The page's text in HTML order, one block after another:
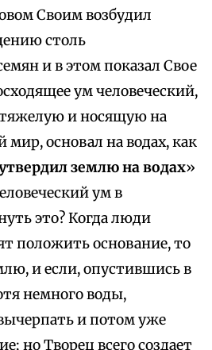
Своим возбудил
столь
и в этом показал Свое
ум человеческий,
и носящую на
мир, основал на водах, как
землю на водах»
ум в
это? Когда люди
положить основание, то
и если, опустившись в
немного воды,
и потом уже
но Творец всего создает